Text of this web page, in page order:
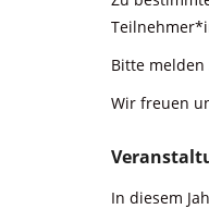
Bitte
Wir freuen
In diesem